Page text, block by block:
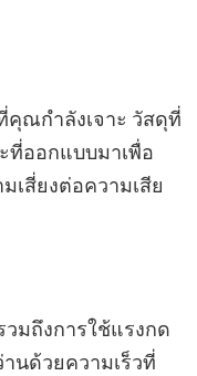
คุณกำลังเจาะ วัสดุที่
ที่ออกแบบมาเพื่อ
เสี่ยงต่อความเสีย
มถึงการใช้แรงกด
นด้วยความเร็วที่